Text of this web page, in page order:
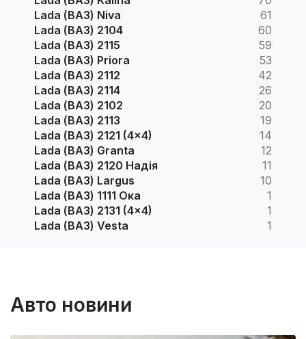
Lada (ВАЗ) Niva
61
Lada (ВАЗ) 2104
60
Lada (ВАЗ) 2115
59
Lada (ВАЗ) Priora
53
Lada (ВАЗ) 2112
42
Lada (ВАЗ) 2114
26
Lada (ВАЗ) 2102
20
Lada (ВАЗ) 2113
19
Lada (ВАЗ) 2121 (4x4)
14
Lada (ВАЗ) Granta
12
Lada (ВАЗ) 2120 Надія
11
Lada (ВАЗ) Largus
10
Lada (ВАЗ) 1111 Ока
1
Lada (ВАЗ) 2131 (4x4)
1
Lada (ВАЗ) Vesta
1
Авто новини